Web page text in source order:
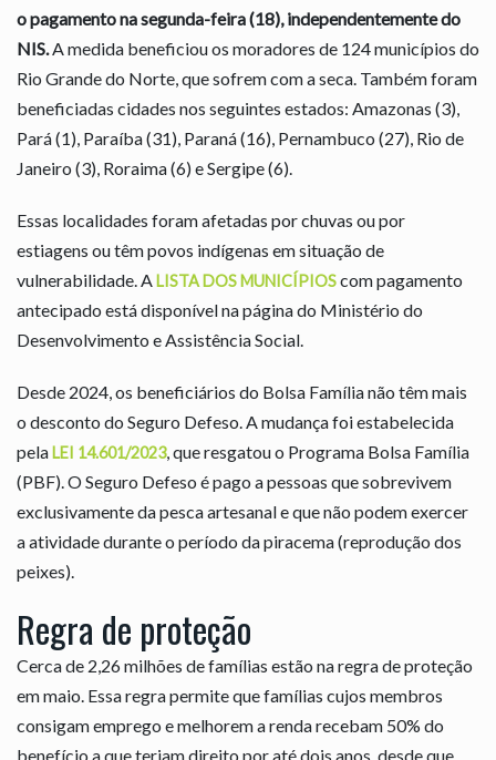
o pagamento na segunda-feira (18), independentemente do
NIS.A medida beneficiou os moradores de 124 municípios do
Rio Grande do Norte, que sofrem com a seca. Também foram
beneficiadas cidades nos seguintes estados: Amazonas (3),
Pará (1), Paraíba (31), Paraná (16), Pernambuco (27), Rio de
Janeiro (3), Roraima (6) e Sergipe (6).
Essas localidades foram afetadas por chuvas ou por
estiagens ou têm povos indígenas em situação de
vulnerabilidade. A LISTA DOS MUNICÍPIOScom pagamento
antecipado está disponível na página do Ministério do
Desenvolvimento e Assistência Social.
Desde 2024, os beneficiários do Bolsa Família não têm mais
o desconto do Seguro Defeso. A mudança foi estabelecida
pela LEI 14.601/2023, que resgatou o Programa Bolsa Família
(PBF). O Seguro Defeso é pago a pessoas que sobrevivem
exclusivamente da pesca artesanal e que não podem exercer
a atividade durante o período da piracema (reprodução dos
peixes).
Regra de proteção
Cerca de 2,26 milhões de famílias estão na regra de proteção
em maio. Essa regra permite que famílias cujos membros
consigam emprego e melhorem a renda recebam 50% do
benefício a que teriam direito por até dois anos, desde que